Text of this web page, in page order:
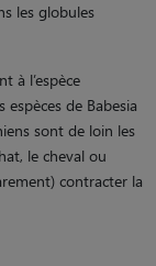
les globules
à l’espèce
espèces de Babesia
sont de loin les
le cheval ou
contracter la